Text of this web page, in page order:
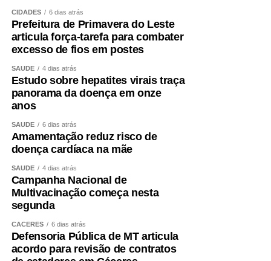
CIDADES 6 dias atrás
Prefeitura de Primavera do Leste
articula força-tarefa para combater
excesso de fios em postes
SAÚDE 4 dias atrás
Estudo sobre hepatites virais traça
panorama da doença em onze
anos
SAÚDE 6 dias atrás
Amamentação reduz risco de
doença cardíaca na mãe
SAÚDE 4 dias atrás
Campanha Nacional de
Multivacinação começa nesta
segunda
CÁCERES 6 dias atrás
Defensoria Pública de MT articula
acordo para revisão de contratos